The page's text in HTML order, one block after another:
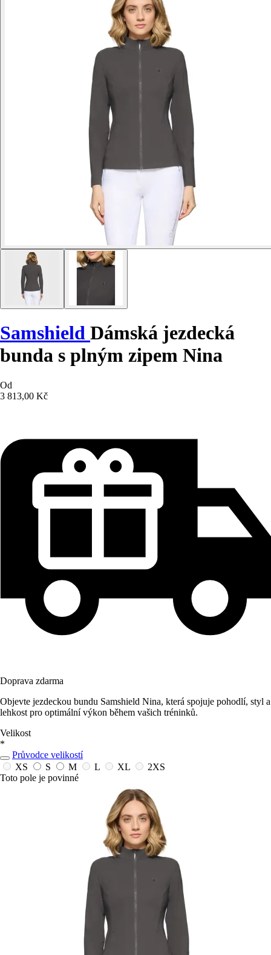
Samshield Dámská jezdecká
bunda s plným zipem Nina
Od
3 813,00 Kč
Doprava zdarma
Objevte jezdeckou bundu Samshield Nina, která spojuje pohodlí, styl a
lehkost pro optimální výkon během vašich tréninků.
Velikost
*
Průvodce velikostí
XS
S M L XL
2XS
Toto pole je povinné